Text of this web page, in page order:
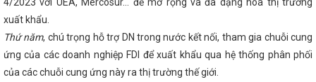
lực (sửa đổi)
triển khai Nghị quyết số 66 và Nghị quyết số 68
Tĩnh tại Hội nghị kết nối giao thương giữa doanh nghiệp 6 tỉnh
Nam với doanh nghiệp xuất, nhập khẩu nước CHDCND Lào và
điện ứng phó với mưa lớn, áp thấp khả năng mạnh lên thành
TT-BCT ngày 13/5/2025 của Bộ trưởng Bộ Công Thương quy
xuất khẩu.
Thứ năm, chú trọng hỗ trợ DN trong nước kết nối, tham gia chuỗi cung
ứng của các doanh nghiệp FDI để xuất khẩu qua hệ thống phân phối
của các chuỗi cung ứng này ra thị trường thế giới.